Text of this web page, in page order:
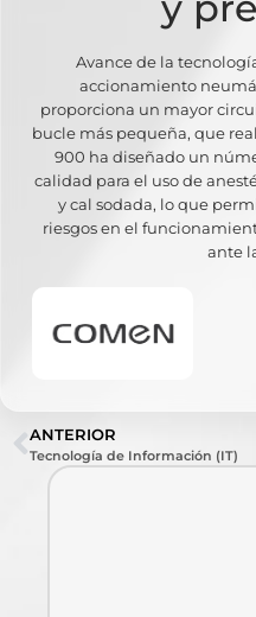
Avance de la
accionamiento
proporciona un mayor
bucle más pequeña, que
900 ha diseñado un
calidad para el uso de
y cal sodada, lo que
riesgos en el
ante
ANTERIOR
Tecnología de Información (IT)